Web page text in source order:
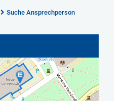
Suche Ansprechperson